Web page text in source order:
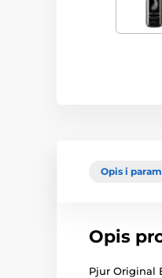
Opis i
Opis
Pjur Original